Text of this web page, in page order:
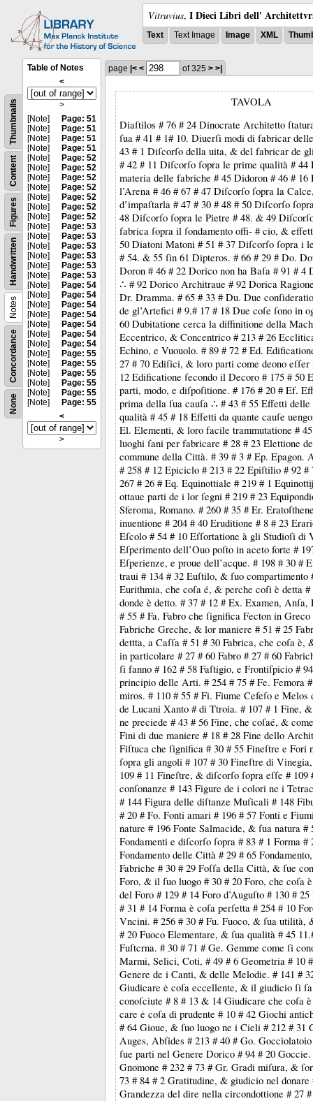
Vitruvius, I Dieci Libri dell'
Text Text Image Image XML
None
Concordance
Notes
Handwritten
Figures
Content
Thumbnails
Table of Notes
<
>
[Note]
Page: 51
[Note]
Page: 51
[Note]
Page: 51
[Note]
Page: 51
[Note]
Page: 52
[Note]
Page: 52
[Note]
Page: 52
[Note]
Page: 52
[Note]
Page: 52
[Note]
Page: 52
[Note]
Page: 52
[Note]
Page: 53
[Note]
Page: 53
[Note]
Page: 53
[Note]
Page: 53
[Note]
Page: 53
[Note]
Page: 53
[Note]
Page: 54
[Note]
Page: 54
[Note]
Page: 54
[Note]
Page: 54
[Note]
Page: 54
[Note]
Page: 54
[Note]
Page: 54
[Note]
Page: 55
[Note]
Page: 55
[Note]
Page: 55
[Note]
Page: 55
[Note]
Page: 55
[Note]
Page: 55
<
>
page |< < of 325 > >|
TAVOLA
Diaſtilos # 76 # 24 Dinocrate Architetto
ſua # 41 # 1# 10. Diuerſi modi di fabricar
43 # 1 Diſcorſo della uita, & del fabricar de
# 42 # 11 Diſcorſo ſopra le prime qualità # 44
materia delle fabriche # 45 Didoron # 46 # 16
l’Arena # 46 # 67 # 47 Diſcorſo ſopra la
d’impaſtarla # 47 # 30 # 48 # 50 Diſcorſo
48 Diſcorſo ſopra le Pietre # 48. & 49
fabrica ſopra il ſondamento offi- # cio, &
50 Diatoni Matoni # 51 # 37 Diſcorſo ſopra i
# 54. & 55 ſin 61 Dipteros. # 66 # 29 # Do.
Doron # 46 # 22 Dorico non ha Baſa # 91 # 4
∴ # 92 Dorico Architraue # 92 Dorica
Dr. Dramma. # 65 # 33 # Du. Due
de gl’Artefici # 9.# 17 # 18 Due coſe ſono in
60 Dubitatione cerca la diffinitione della
Eccentrico, & Concentrico # 213 # 26
Echino, e Vuouolo. # 89 # 72 # Ed.
27 # 70 Ediſici, & loro parti come deono eſſer
12 Edificatione ſecondo il Decoro # 175 #
parti, modo, e diſpoſitione. # 176 # 20 # Ef.
prima della ſua cauſa ∴ # 43 # 55 Effetti
qualità # 45 # 18 Effetti da quante cauſe
El. Elementi, & loro facile trammutatione #
luoghi ſani per fabricare # 28 # 23 Elettione
commune della Città. # 39 # 3 # Ep. Epagon.
# 258 # 12 Epiciclo # 213 # 22 Epiſtilio # 92 #
267 # 26 # Eq. Equinottiale # 219 # 1
ottaue parti de i lor ſegni # 219 # 23
Sferoma, Romano. # 260 # 35 # Er.
inuentione # 204 # 40 Eruditione # 8 # 23
Eſcolo # 54 # 10 Eſſortatione à gli Studioſi di
Eſperimento dell’Ouo poſto in aceto forte #
Eſperienze, e proue dell’acque. # 198 # 30 #
traui # 134 # 32 Euſtilo, & ſuo compartimento
Eurithmia, che coſa é, & perche coſi è detta
donde è detto. # 37 # 12 # Ex. Examen, Anſa,
# 55 # Fa. Fabro che ſignifica Fecton in Greco
Fabriche Greche, & lor maniere # 51 # 25
dettta, a Caſſa # 51 # 30 Fabrica, che coſa
in particolare # 27 # 60 Fabro # 27 # 60
ſi fanno # 162 # 58 Faſtigio, e Frontiſpicio #
principio delle Arti. # 254 # 75 # Fe. Femora
miros. # 110 # 55 # Fi. Fiume Cefeſo e
de Lucani Xanto # di Ttroia. # 107 # 1 Fine, &
ne preciede # 43 # 56 Fine, che coſaé, &
Fini di due maniere # 18 # 28 Fine dello
Fiſtuca che ſignifica # 30 # 55 Fineſtre e Fori
ſopra gli angoli # 107 # 30 Fineſtre di
109 # 11 Fineſtre, & diſcorſo ſopra eſſe #
conſonanze # 143 Figure de i colori ne i
# 144 Figura delle diſtanze Muſicali # 148
# 20 # Fo. Fonti amari # 196 # 57 Fonti e
nature # 196 Fonte Salmacide, & ſua natura #
Fondamenti e diſcorſo ſopra # 83 # 1 Forma #
Fondamento delle Città # 29 # 65
Fabriche # 30 # 29 Foſſa della Città, & ſue
Foro, & il ſuo luogo # 30 # 20 Foro, che coſa
del Foro # 129 # 14 Foro d’Auguſto # 130 #
# 31 # 14 Forma è coſa perſetta # 254 # 10
Vncini. # 256 # 30 # Fu. Fuoco, & ſua utilità,
# 20 Fuoco Elementare, & ſua qualità # 45
Fuſtcrna. # 30 # 71 # Ge. Gemme come ſi
Marmi, Selici, Coti, # 49 # 6 Geometria # 10
Genere de i Canti, & delle Melodie. # 141 #
Giudicare ė coſa eccellente, & il giudicio ſi ſa
conoſciute # 8 # 13 & 14 Giudicare che coſa
care ė coſa di prudente # 10 # 42 Giochi
# 64 Gioue, & ſuo luogo ne i Cieli # 212 # 31
Auges, Abſides # 213 # 40 # Go.
ſue parti nel Genere Dorico # 94 # 20
Gnomone # 232 # 73 # Gr. Gradi miſura, &
73 # 84 # 2 Gratitudine, & giudicio nel donare
Grandezza del dire nella circondottione # 27